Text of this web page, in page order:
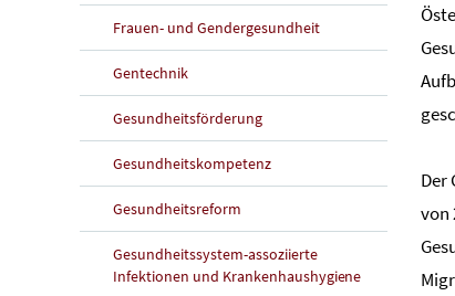
Frauen- und Gendergesundheit
Gentechnik
Gesundheitsförderung
Gesundheitskompetenz
Gesundheitsreform
Gesundheitssystem-assoziierte
Infektionen und Krankenhaushygiene
Der
von